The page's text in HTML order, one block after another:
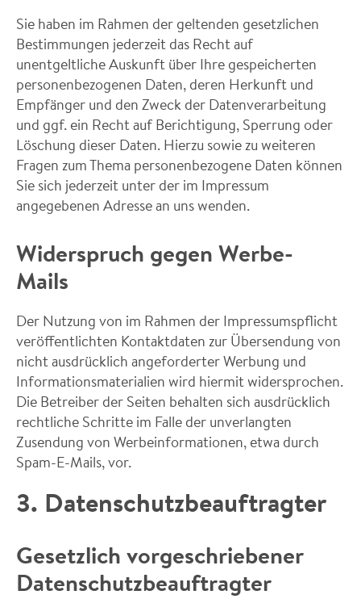
Sie haben im Rahmen der geltenden gesetzlichen
Bestimmungen jederzeit das Recht auf
unentgeltliche Auskunft über Ihre gespeicherten
personenbezogenen Daten, deren Herkunft und
Empfänger und den Zweck der Datenverarbeitung
und ggf. ein Recht auf Berichtigung, Sperrung oder
Löschung dieser Daten. Hierzu sowie zu weiteren
Fragen zum Thema personenbezogene Daten können
Sie sich jederzeit unter der im Impressum
angegebenen Adresse an uns wenden.
Widerspruch gegen Werbe-
Mails
Der Nutzung von im Rahmen der Impressumspflicht
veröffentlichten Kontaktdaten zur Übersendung von
nicht ausdrücklich angeforderter Werbung und
Informationsmaterialien wird hiermit widersprochen.
Die Betreiber der Seiten behalten sich ausdrücklich
rechtliche Schritte im Falle der unverlangten
Zusendung von Werbeinformationen, etwa durch
Spam-E-Mails, vor.
3. Datenschutzbeauftragter
Gesetzlich vorgeschriebener
Datenschutzbeauftragter